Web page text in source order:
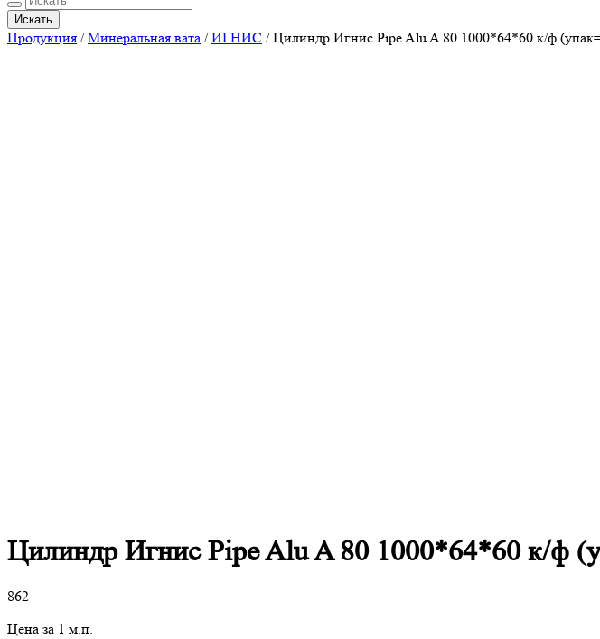
Искать
Продукция /Минеральная вата /ИГНИС /Цилиндр Игнис Pipe Alu A 80 1000*64*60 к/ф
Цилиндр Игнис Pipe Alu A 80 1000*64*60 к/ф
862
Цена за 1 м.п.